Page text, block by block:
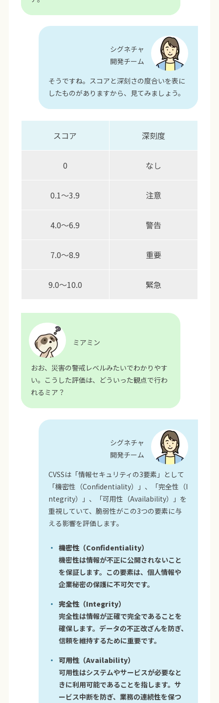
シグネチャ
開発チーム
そうですね。スコアと深刻さの度合いを表に
したものがありますから、見てみましょう。
スコア 深刻度
0 なし
0.1～3.9 注意
4.0～6.9 警告
7.0～8.9 重要
9.0～10.0 緊急
ミアミン
おお、災害の警戒レベルみたいでわかりやす
い。こうした評価は、どういった観点で行わ
れるミア？
シグネチャ
開発チーム
CVSSは「情報セキュリティの3要素」として
「機密性（Confidentiality）」、「完全性（I
ntegrity）」、「可用性（Availability）」を
重視していて、脆弱性がこの3つの要素に与
える影響を評価します。
機密性（Confidentiality）
機密性は情報が不正に公開されないこと
を保証します。この要素は、個人情報や
企業秘密の保護に不可欠です。
完全性（Integrity）
完全性は情報が正確で完全であることを
確保します。データの不正改ざんを防ぎ、
信頼を維持するために重要です。
可用性（Availability）
可用性はシステムやサービスが必要なと
きに利用可能であることを指します。サ
ービス中断を防ぎ、業務の連続性を保つ